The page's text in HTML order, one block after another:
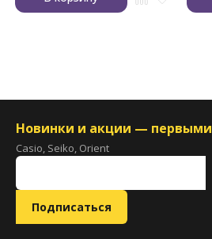
Новинки и акции — первыми
Casio, Seiko, Orient